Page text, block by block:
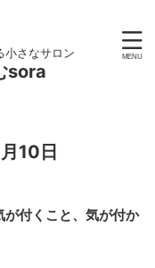
小さなサロン
sora
10日
付くこと、気が付か